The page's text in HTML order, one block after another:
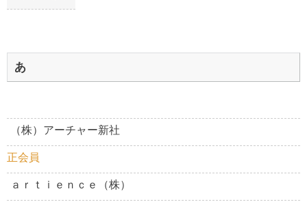
あ
（株）アーチャー新社
正会員
ａｒｔｉｅｎｃｅ（株）